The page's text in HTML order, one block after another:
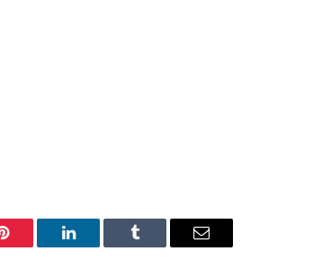
Pinterest LinkedIn Tumblr Email